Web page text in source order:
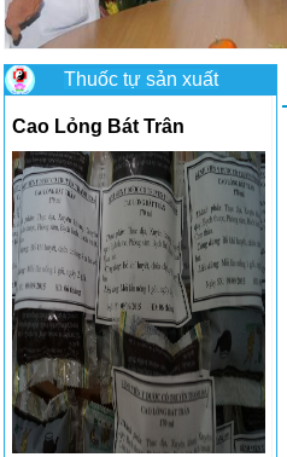
Thuốc tự sản xuất
Cao Lỏng Bát Trân
Có nên ăn mướp
đắng khi mang thai